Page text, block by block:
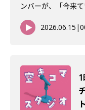
ンバーが、「今来て
2026.06.15 |